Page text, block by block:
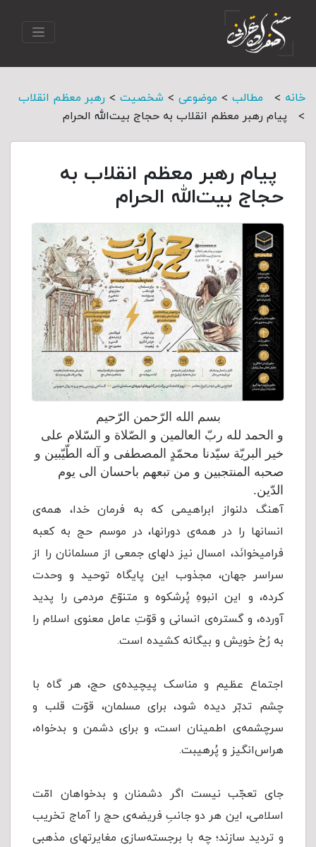
خانه > مطالب > موضوعی > شخصیت > رهبر معظم انقلاب
> پیام رهبر معظم انقلاب به حجاج بیت‌الله الحرام
پیام رهبر معظم انقلاب به
حجاج بیت‌الله الحرام
بسم الله الرّحمن الرّحیم
و الحمد لله ربّ العالمین و الصّلاة و السّلام علی
خیر البریّة سیّدنا محمّدٍ المصطفی و آله الطّیّبین و
صحبه المنتجبین و من تبعهم باحسان الی یوم
الدّین.
آهنگ دلنواز ابراهیمی که به فرمان خدا، همه‌ی
انسانها را در همه‌ی دورانها، در موسم حج به کعبه
فرامیخوانَد، امسال نیز دلهای جمعی از مسلمانان را از
سراسر جهان، مجذوب این پایگاه توحید و وحدت
کرده، و این انبوهِ پُرشکوه و متنوّع مردمی را پدید
آورده، و گستره‌ی انسانی و قوّتِ عامل معنوی اسلام را
به رُخ خویش و بیگانه کشیده است.
اجتماع عظیم و مناسک پیچیده‌ی حج، هر گاه با
چشم تدبّر دیده شود، برای مسلمان، قوّت قلب و
سرچشمه‌ی اطمینان است، و برای دشمن و بدخواه،
هراس‌انگیز و پُرهیبت.
جای تعجّب نیست اگر دشمنان و بدخواهان امّت
اسلامی، این هر دو جانبِ فریضه‌ی حج را آماج تخریب
و تردید سازند؛ چه با برجسته‌سازی مغایرتهای مذهبی